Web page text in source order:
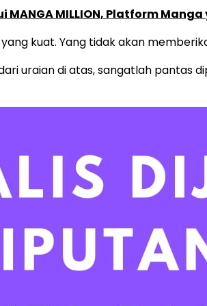
MILLION, Platform
kuat. Yang tidak akan
uraian di atas, sangatlah pantas